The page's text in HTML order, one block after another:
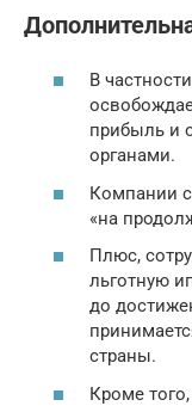
В
прибыль и
органами.
Компании
«на
Плюс,
льготную
до
страны.
Кроме